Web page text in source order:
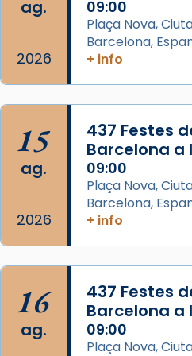
diablesses amb
gran a Mataró.
«Si vols saber què és
Santes a Mataró»🥵.
View on Facebook Share
Arquebisbat de
2 weeks ago
Jaume, fill de Zebedeu,
seu germà Joan i Pere
acompanyava més de
Segons el llibre dels
apòstol màrtir,
Herodes Agripa (vers
ag.
2026
09:00
Plaça Nova,
Barcelona,
+ info
15
ag.
2026
437 Festes
Barcelona a
09:00
Plaça Nova,
Barcelona,
+ info
16
ag.
437 Festes
Barcelona a
09:00
Plaça Nova,